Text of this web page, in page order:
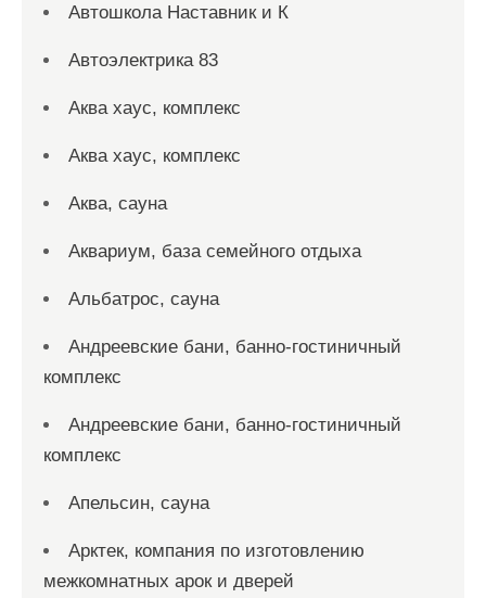
Автошкола Наставник и К
Автоэлектрика 83
Аква хаус, комплекс
Аква хаус, комплекс
Аква, сауна
Аквариум, база семейного отдыха
Альбатрос, сауна
Андреевские бани, банно-гостиничный
комплекс
Андреевские бани, банно-гостиничный
комплекс
Апельсин, сауна
Арктек, компания по изготовлению
межкомнатных арок и дверей